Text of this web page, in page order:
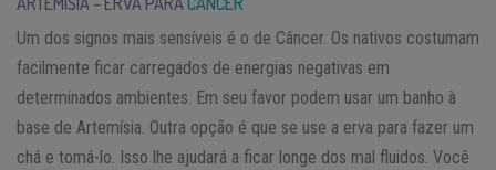
Um dos signos mais sensíveis é o de Câncer. Os nativos costumam
facilmente ficar carregados de energias negativas em
determinados ambientes. Em seu favor podem usar um banho à
base de Artemísia. Outra opção é que se use a erva para fazer um
chá e tomá-lo. Isso lhe ajudará a ficar longe dos mal fluidos. Você